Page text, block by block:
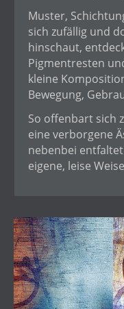
Muster,
sich zufällig und
hinschaut,
Pigmentresten
kleine
Bewegung,
So offenbart sich
eine verborgene
nebenbei
eigene, leise